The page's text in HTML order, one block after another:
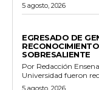
5 agosto, 2026
EGRESADO DE
SOBRESALIENTE
Por Redacción
Universidad fueron
5 agosto, 2026